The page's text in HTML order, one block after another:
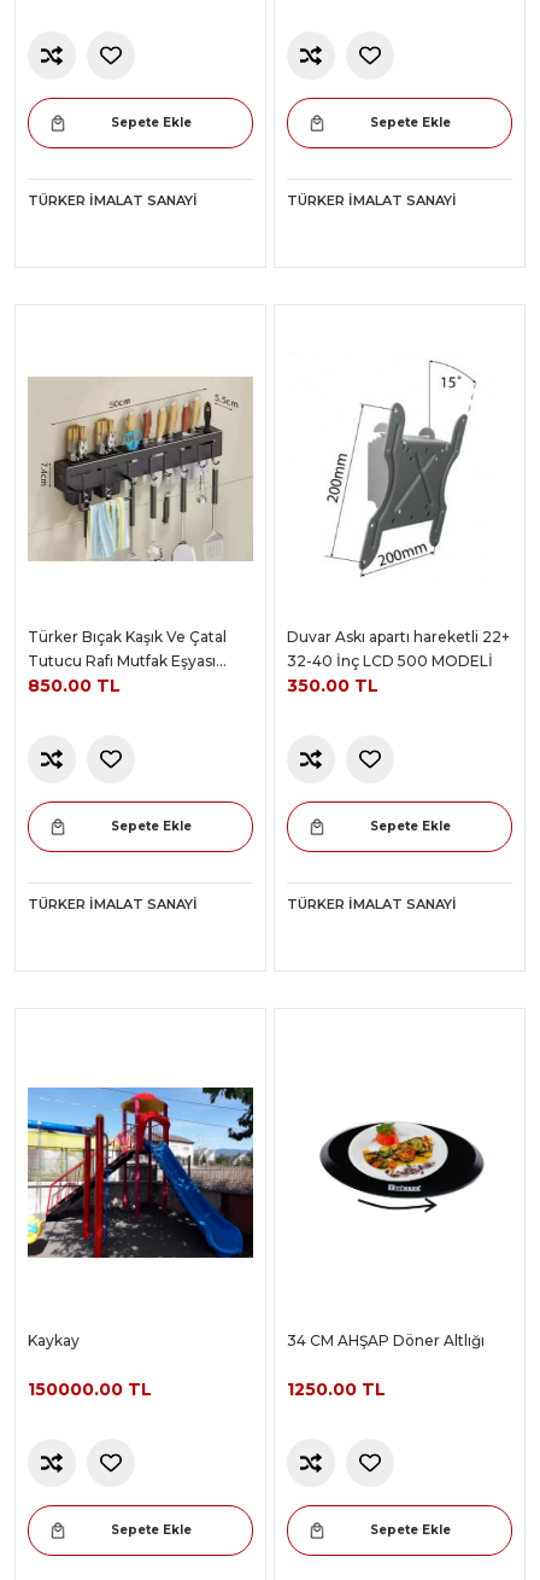
Sepete Ekle
TÜRKER İMALAT SANAYI
Sepete Ekle
TÜRKER İMALAT SANAYI
Türker Bıçak Kaşık Ve Çatal
Tutucu Rafı Mutfak Eşyası
Aparatı
850.00 TL
Sepete Ekle
TÜRKER İMALAT SANAYI
Duvar Askı apartı hareketli 22+
32-40 İnç LCD 500 MODELİ
350.00 TL
Sepete Ekle
TÜRKER İMALAT SANAYI
Kaykay
150000.00 TL
Sepete Ekle
34 CM AHŞAP Döner Altlığı
1250.00 TL
Sepete Ekle